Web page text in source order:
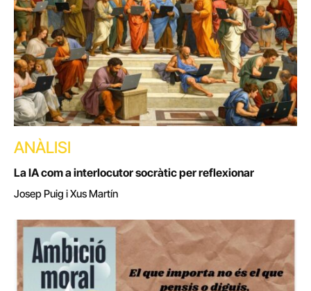
ANÀLISI
La IA com a interlocutor socràtic per reflexionar
Josep Puig i Xus Martín